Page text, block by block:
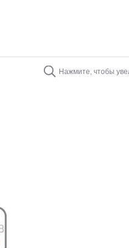
Нажмите, чтобы